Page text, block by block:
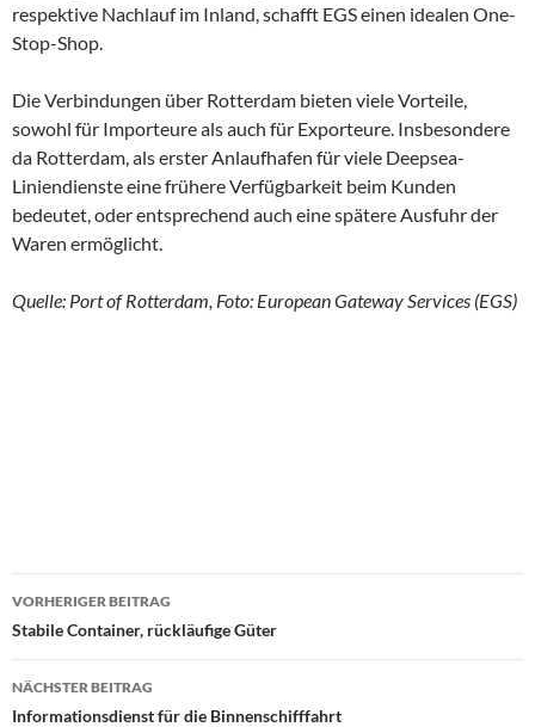
respektive Nachlauf im Inland, schafft EGS einen idealen One-
Stop-Shop.
Die Verbindungen über Rotterdam bieten viele Vorteile,
sowohl für Importeure als auch für Exporteure. Insbesondere
da Rotterdam, als erster Anlaufhafen für viele Deepsea-
Liniendienste eine frühere Verfügbarkeit beim Kunden
bedeutet, oder entsprechend auch eine spätere Ausfuhr der
Waren ermöglicht.
Quelle: Port of Rotterdam, Foto: European Gateway Services (EGS)
Beitragsnavigation
VORHERIGER BEITRAG
Stabile Container, rückläufige Güter
NÄCHSTER BEITRAG
Informationsdienst für die Binnenschifffahrt